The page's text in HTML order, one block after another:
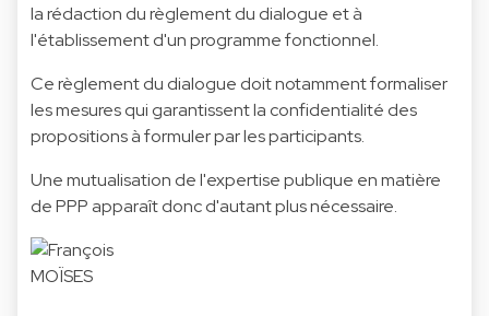
la rédaction du règlement du dialogue et à
l'établissement d'un programme fonctionnel.
Ce règlement du dialogue doit notamment formaliser
les mesures qui garantissent la confidentialité des
propositions à formuler par les participants.
Une mutualisation de l'expertise publique en matière
de PPP apparaît donc d'autant plus nécessaire.